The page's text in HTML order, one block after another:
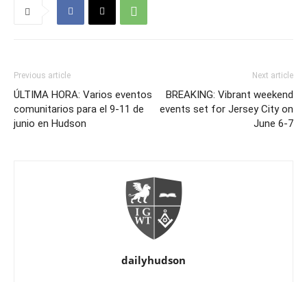
Previous article
ÚLTIMA HORA: Varios eventos
comunitarios para el 9-11 de
junio en Hudson
Next article
BREAKING: Vibrant weekend
events set for Jersey City on
June 6-7
dailyhudson